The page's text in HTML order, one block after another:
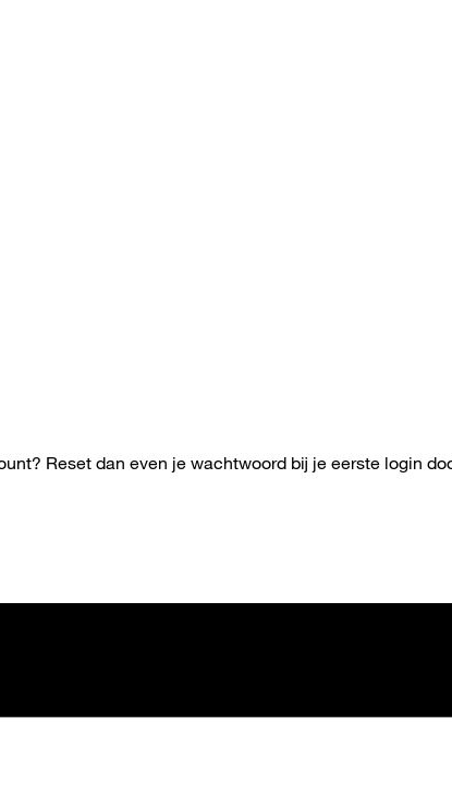
Reset dan even je wachtwoord bij je eerste login